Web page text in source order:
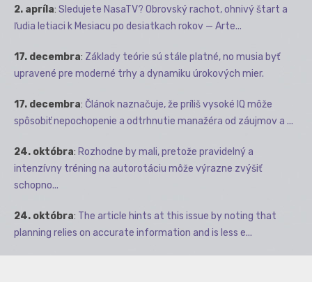
2. apríla: Sledujete NasaTV? Obrovský rachot, ohnivý štart a
ľudia letiaci k Mesiacu po desiatkach rokov — Arte...
17. decembra: Základy teórie sú stále platné, no musia byť
upravené pre moderné trhy a dynamiku úrokových mier.
17. decembra: Článok naznačuje, že príliš vysoké IQ môže
spôsobiť nepochopenie a odtrhnutie manažéra od záujmov a ...
24. októbra: Rozhodne by mali, pretože pravidelný a
intenzívny tréning na autorotáciu môže výrazne zvýšiť
schopno...
24. októbra: The article hints at this issue by noting that
planning relies on accurate information and is less e...